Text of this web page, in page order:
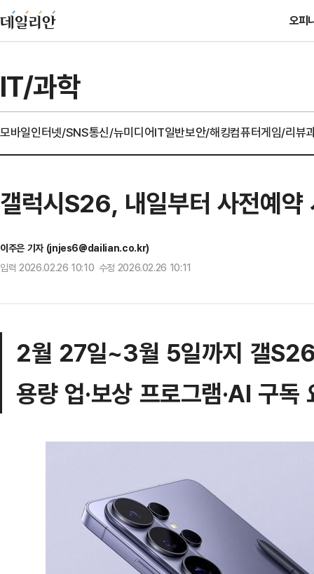
오피
IT/과학
모바일인터넷/SNS통신/뉴미디어IT일반보안/해킹컴퓨터게임/리뷰
갤럭시S26, 내일부터 사전예
이주은 기자 (jnjes6@dailian.co.kr)
입력 2026.02.26 10:10 수정 2026.02.26 10:11
2월 27일~3월 5일까지 갤
용량 업·보상 프로그램·AI 구독